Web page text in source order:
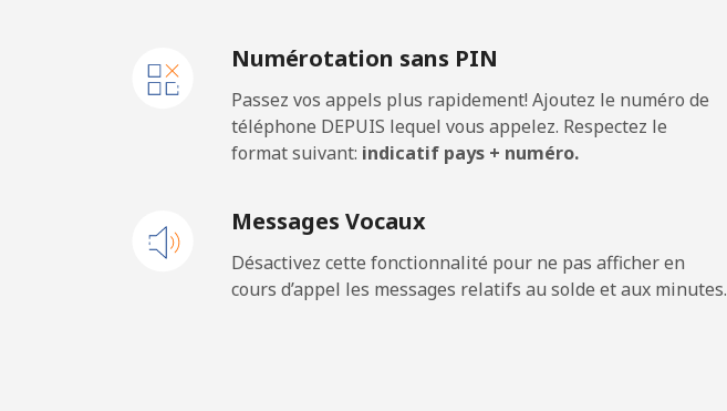
Mobile
San Marino
Mobile
Sao Tome And Principe
Numérotation sans PIN
Passez vos appels plus rapidement! Ajoutez le numéro de
téléphone DEPUIS lequel vous appelez. Respectez le
format suivant: indicatif pays + numéro.
Messages Vocaux
Désactivez cette fonctionnalité pour ne pas afficher en
cours d’appel les messages relatifs au solde et aux minutes.